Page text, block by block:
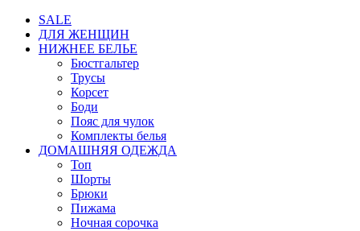
SALE
ДЛЯ ЖЕНЩИН
НИЖНЕЕ БЕЛЬЕ
Бюстгальтер
Трусы
Корсет
Боди
Пояс для чулок
Комплекты белья
ДОМАШНЯЯ ОДЕЖДА
Топ
Шорты
Брюки
Пижама
Ночная сорочка